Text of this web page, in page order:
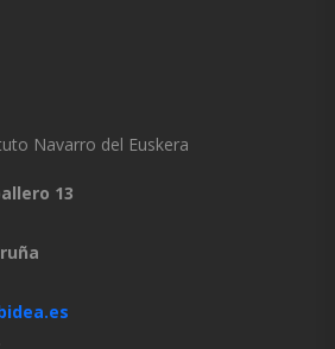
Navarro del Euskera
13